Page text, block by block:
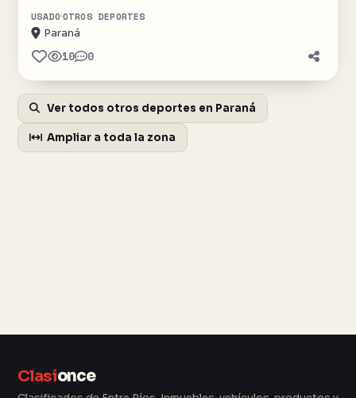
USADO OTROS DEPORTES
Paraná
10 0
Ver todos otros deportes en Paraná
Ampliar a toda la zona
Clasionce